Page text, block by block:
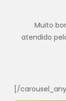
Muito
atendido
[/